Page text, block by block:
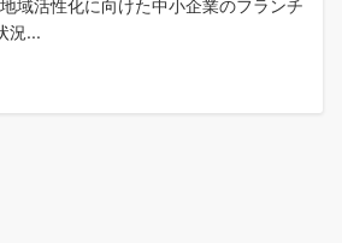
域活性化に向けた中小企業のフランチ
況...